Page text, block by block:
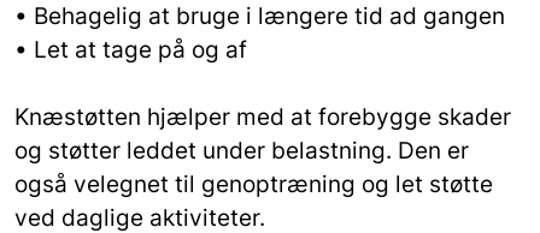
• Behagelig at bruge i længere tid ad gangen
• Let at tage på og af
Knæstøtten hjælper med at forebygge skader
og støtter leddet under belastning. Den er
også velegnet til genoptræning og let støtte
ved daglige aktiviteter.